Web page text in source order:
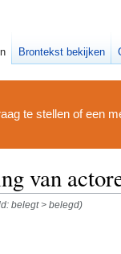
te stellen of een
van
belegt > belegd)
Brontekst bekijken